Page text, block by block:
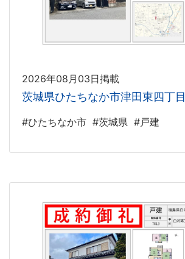
2026年08月03日掲載
茨城県ひたちなか市津田東四丁目
#ひたちなか市 #茨城県 #戸建